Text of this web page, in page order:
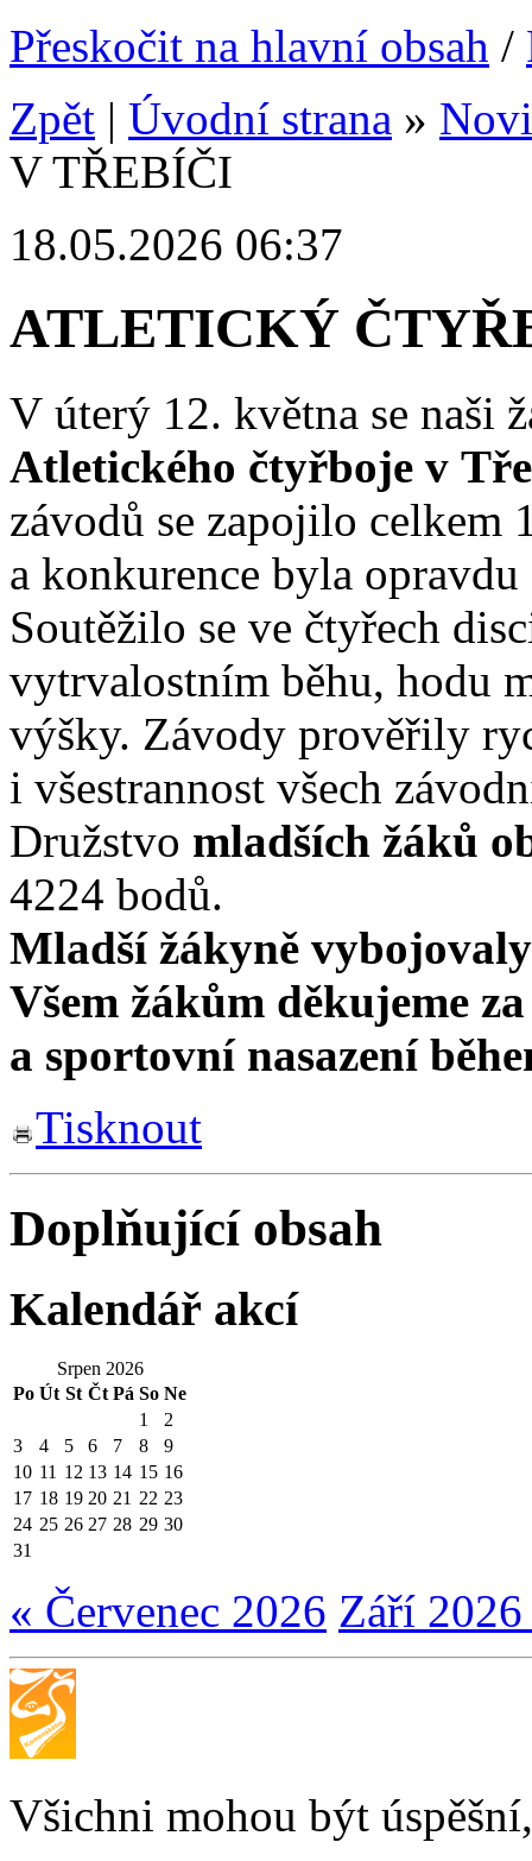
Přeskočit na hlavní obsah /
Zpět | Úvodní strana »
V TŘEBÍČI
18.05.2026 06:37
ATLETICKÝ
V úterý 12. května se naši
Atletického čtyřboje v
závodů se zapojilo celkem
a konkurence byla opravdu
Soutěžilo se ve čtyřech
vytrvalostním běhu, hodu
výšky. Závody prověřily
i všestrannost všech
Družstvo mladších žáků
4224 bodů.
Mladší žákyně
Všem žákům děkujeme
a sportovní nasazení
Tisknout
Doplňující obsah
Kalendář akcí
Srpen 2026
Po Út St Čt Pá So Ne
1
2
3
4 5 6 7 8
9
10 11 12 13 14 15 16
17 18 19 20 21 22 23
24 25 26 27 28 29 30
31
« Červenec 2026 Září
Všichni mohou být